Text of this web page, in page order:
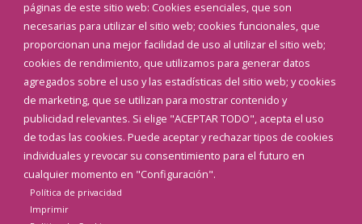
páginas de este sitio web: Cookies esenciales, que son
necesarias para utilizar el sitio web; cookies funcionales, que
proporcionan una mejor facilidad de uso al utilizar el sitio web;
cookies de rendimiento, que utilizamos para generar datos
agregados sobre el uso y las estadísticas del sitio web; y cookies
de marketing, que se utilizan para mostrar contenido y
publicidad relevantes. Si elige "ACEPTAR TODO", acepta el uso
de todas las cookies. Puede aceptar y rechazar tipos de cookies
individuales y revocar su consentimiento para el futuro en
cualquier momento en "Configuración".
Política de privacidad
Imprimir
MAPA WEB